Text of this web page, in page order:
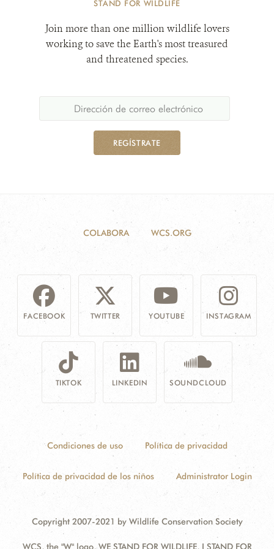
STAND FOR WILDLIFE
Join more than one million wildlife lovers
working to save the Earth's most treasured
and threatened species.
REGÍSTRATE
COLABORA WCS.ORG
FACEBOOK TWITTER YOUTUBE INSTAGRAM
TIKTOK LINKEDIN SOUNDCLOUD
Condiciones de uso Política de privacidad
Política de privacidad de los niños Administrator Login
Copyright 2007-2021 by Wildlife Conservation Society
WCS, the "W" logo, WE STAND FOR WILDLIFE, I STAND FOR